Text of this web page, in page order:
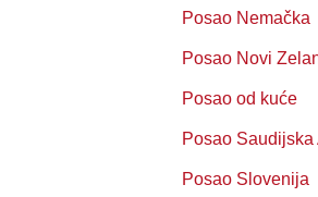
Posao Nemačka
Posao Novi
Posao od kuće
Posao Saudijska
Posao Slovenija